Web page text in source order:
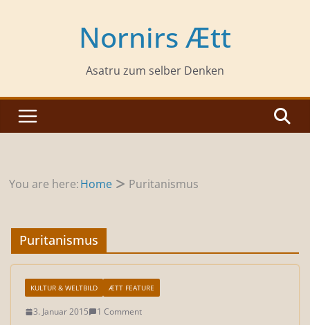
Nornirs Ætt
Asatru zum selber Denken
You are here:Home Puritanismus
Puritanismus
KULTUR & WELTBILD ÆTT FEATURE
3. Januar 2015 1 Comment